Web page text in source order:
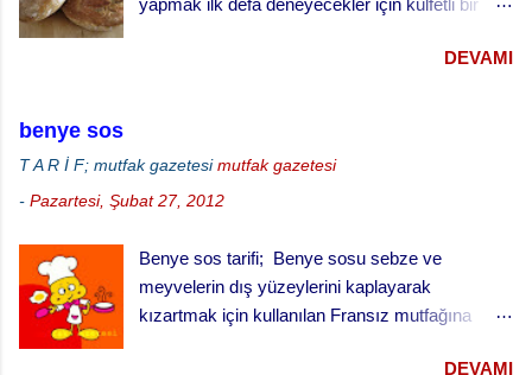
ve aktif halde kalmasını sağlamak çok dikkat ve
çaba gerektiriyor. Hatta bizim evde ekşi maya
… besledin mi, gazını aldın mı gibi diyaloglar hiç
eksik olmuyor. Hatta uzun süreli gezilerde sırf
mayamız ölmesin canlı kalsın diye yanımızda
DEVAMI
benye sos
T A R İ F; mutfak gazetesi mutfak gazetesi
- Pazartesi, Şubat 27, 2012
Benye sos tarifi; Benye sosu sebze ve
meyvelerin dış yüzeylerini kaplayarak
kızartmak için kullanılan Fransız mutfağına
DEVAMI